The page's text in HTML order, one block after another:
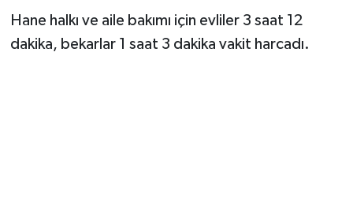
Hane halkı ve aile bakımı için evliler 3 saat 12
dakika, bekarlar 1 saat 3 dakika vakit harcadı.